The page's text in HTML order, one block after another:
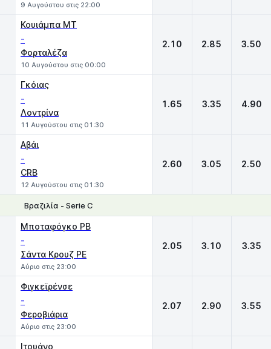
9 Αυγούστου στις 22:00
Κουιάμπα MT
-
Φορταλέζα
10 Αυγούστου στις 00:00
2.10 2.85 3.50
Γκόιας
-
Λοντρίνα
11 Αυγούστου στις 01:30
1.65 3.35 4.90
Αβάι
-
CRB
12 Αυγούστου στις 01:30
2.60 3.05 2.50
Βραζιλία - Serie C
Μποταφόγκο PB
-
Σάντα Κρουζ ΡΕ
Αύριο στις 23:00
2.05 3.10 3.35
Φιγκεϊρένσε
-
Φεροβιάρια
Αύριο στις 23:00
2.07 2.90 3.55
Ιτουάνο